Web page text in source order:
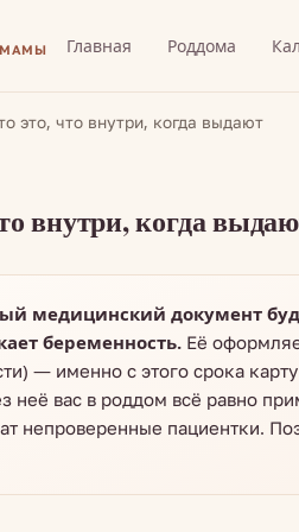
МАМЫ Главная Роддома
это, что внутри, когда выдают
внутри, когда
медицинский документ
беременность. Её
— именно с этого срока
вас в роддом всё равно
непроверенные пациентки.